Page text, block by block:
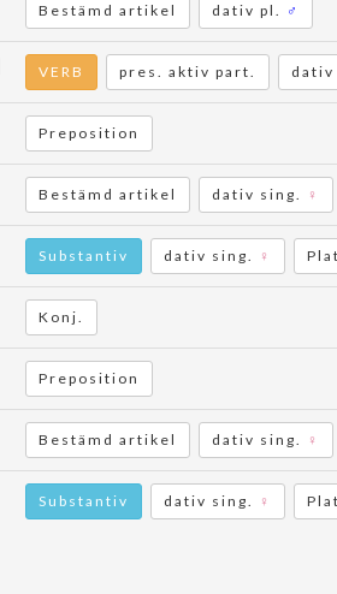
Bestämd artikel dativ pl. ♂
VERB pres. aktiv part. dativ
Preposition
Bestämd artikel dativ sing. ♀
Substantiv dativ sing. ♀
Konj.
Preposition
Bestämd artikel dativ sing. ♀
Substantiv dativ sing. ♀